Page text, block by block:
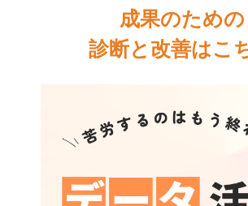
成果のための
診断と改善はこ